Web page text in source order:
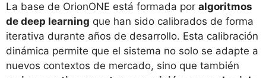
La base de OrionONE está formada por algoritmos
de deep learning que han sido calibrados de forma
iterativa durante años de desarrollo. Esta calibración
dinámica permite que el sistema no solo se adapte a
nuevos contextos de mercado, sino que también